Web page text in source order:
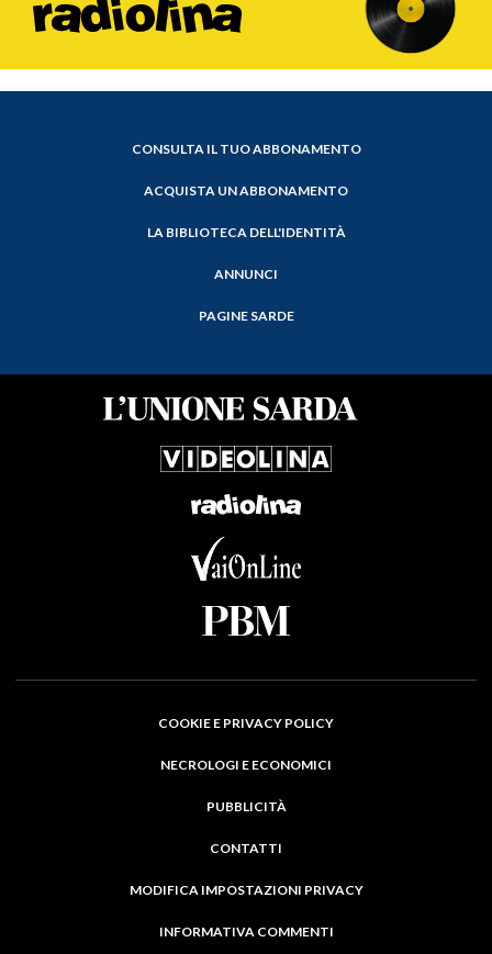
CONSULTA IL TUO ABBONAMENTO
ACQUISTA UN ABBONAMENTO
LA BIBLIOTECA DELL'IDENTITÀ
ANNUNCI
PAGINE SARDE
COOKIE E PRIVACY POLICY
NECROLOGI E ECONOMICI
PUBBLICITÀ
CONTATTI
MODIFICA IMPOSTAZIONI PRIVACY
INFORMATIVA COMMENTI